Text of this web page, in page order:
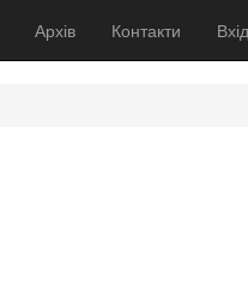
Архів Контакти